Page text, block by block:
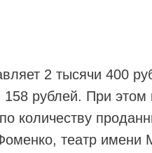
2 тысячи 400
рублей. При этом
количеству
театр имени